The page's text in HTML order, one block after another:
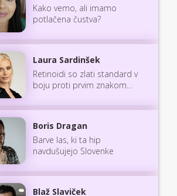
Kako vemo, ali imamo
potlačena čustva?
Laura Sardinšek
Retinoidi so zlati standard v
boju proti prvim znakom
Boris Dragan
Barve las, ki ta hip
navdušujejo Slovenke
Blaž Slaviček